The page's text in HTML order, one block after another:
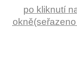
po kliknutí